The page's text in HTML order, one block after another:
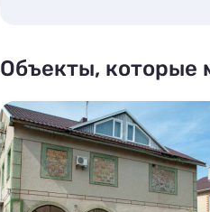
Объекты, которые